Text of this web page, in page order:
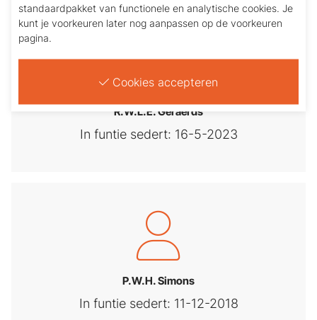
R.W.L.E. Geraerds
In funtie sedert: 16-5-2023
P.W.H. Simons
In funtie sedert: 11-12-2018
standaardpakket van functionele en analytische cookies. Je
kunt je voorkeuren later nog aanpassen op de voorkeuren
pagina.
Cookies accepteren